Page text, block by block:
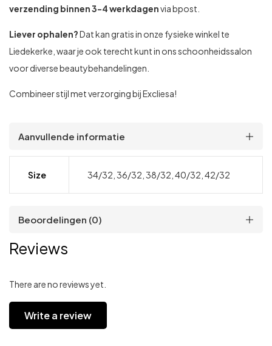
verzending binnen 3-4 werkdagenvia bpost.
Liever ophalen?Dat kan gratis in onze fysieke winkel te
Liedekerke, waar je ook terecht kunt in ons schoonheidssalon
voor diverse beautybehandelingen.
Combineer stijl met verzorging bij Excliesa!
Aanvullende informatie
Size 34/32, 36/32, 38/32, 40/32, 42/32
Beoordelingen (0)
Reviews
There are no reviews yet.
Write a review